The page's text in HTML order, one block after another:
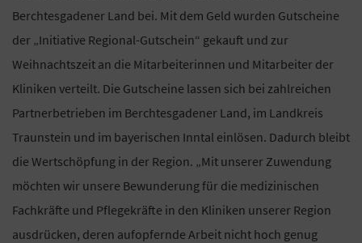
Berchtesgadener Land bei. Mit dem Geld wurden Gutscheine
der „Initiative Regional-Gutschein“ gekauft und zur
Weihnachtszeit an die Mitarbeiterinnen und Mitarbeiter der
Kliniken verteilt. Die Gutscheine lassen sich bei zahlreichen
Partnerbetrieben im Berchtesgadener Land, im Landkreis
Traunstein und im bayerischen Inntal einlösen. Dadurch bleibt
die Wertschöpfung in der Region. „Mit unserer Zuwendung
möchten wir unsere Bewunderung für die medizinischen
Fachkräfte und Pflegekräfte in den Kliniken unserer Region
ausdrücken, deren aufopfernde Arbeit nicht hoch genug